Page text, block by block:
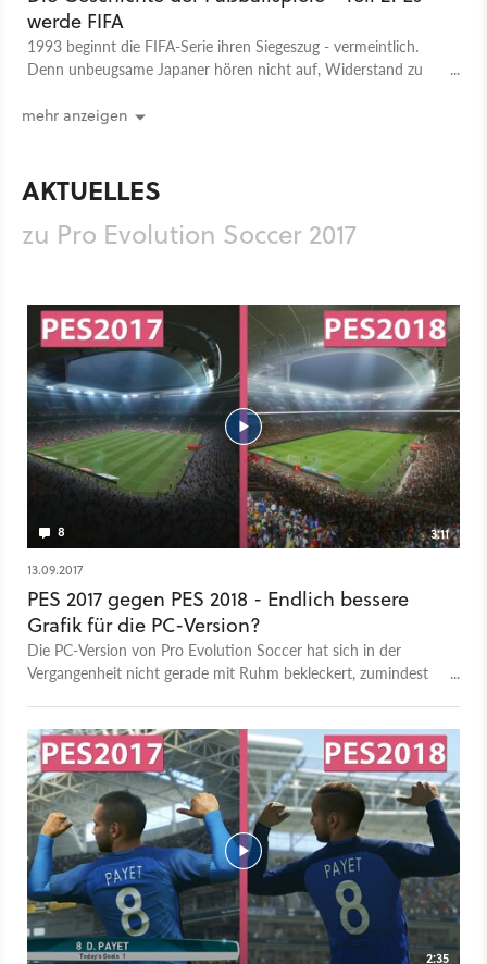
werde FIFA
1993 beginnt die FIFA-Serie ihren Siegeszug - vermeintlich.
Denn unbeugsame Japaner hören nicht auf, Widerstand zu
mehr anzeigen
AKTUELLES
zu Pro Evolution Soccer 2017
8
3:11
13.09.2017
PES 2017 gegen PES 2018 - Endlich bessere
Grafik für die PC-Version?
Die PC-Version von Pro Evolution Soccer hat sich in der
Vergangenheit nicht gerade mit Ruhm bekleckert, zumindest
Inhalten war die PC-Version beschnitten. Mit PES 2018 ändert
sich das, im Video zeigen wir die optischen Änderungen im
Detail. Wir haben beide Versionen mit einer Auflösung von
2160p gespielt, beide mit maximalen Grafik-Details, viel
einzustellen gibt es eh nicht. Die PC Version von PES 2017
unterstützt von Haus aus 4K nicht, wir haben uns mit einem
kleinen Tool beholfen, um wenigstens in Sachen Auflösung für
gleiche Bedingungen zu sorgen. Das Video gibt es in 4K UHD
bei Candyland auf YouTube. Unser Testsystem: Intel Core i7
6700K 16 GB DDR4 RAM 2133 MHz ASUS Strix GeForce
2:35